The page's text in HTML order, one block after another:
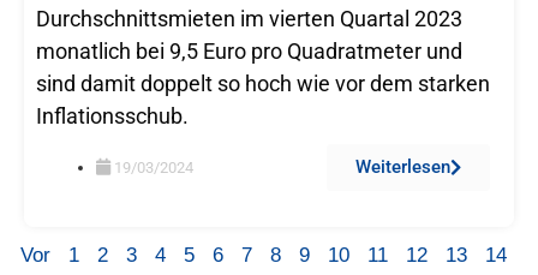
Durchschnittsmieten im vierten Quartal 2023
monatlich bei 9,5 Euro pro Quadratmeter und
sind damit doppelt so hoch wie vor dem starken
Inflationsschub.
19/03/2024 Weiterlesen
Vor 1 2 3 4 5 6 7 8 9 10 11 12 13
14